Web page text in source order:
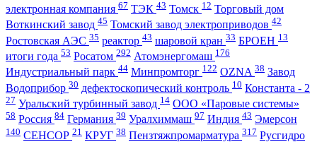
электронная компания 67 ТЭК 43 Томск 12 Торговый дом
Воткинский завод 45 Томский завод электроприводов 42
Ростовская АЭС 35 реактор 43 шаровой кран 33 БРОЕН 13
итоги года 53 Росатом 292 Атомэнергомаш 176
Индустриальный парк 44 Минпромторг 122 OZNA 38 Завод
Водоприбор 30 дефектоскопический контроль 10 Константа - 2
27 Уральский турбинный завод 14 ООО «Паровые системы»
58 Россия 84 Германия 39 Уралхиммаш 97 Индия 43 Эмерсон
140 СЕНСОР 21 КРУГ 38 Пензтяжпромарматура 317 Русгидро